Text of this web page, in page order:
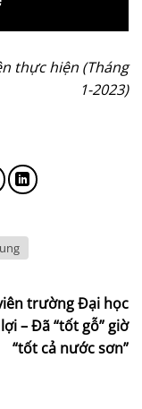
thực hiện (Tháng
1-2023)
trường Đại học
– Đã “tốt gỗ” giờ
“tốt cả nước sơn”